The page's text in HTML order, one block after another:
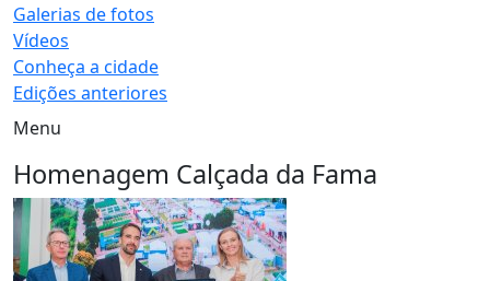
Galerias de fotos
Vídeos
Conheça a cidade
Edições anteriores
Menu
Homenagem Calçada da Fama